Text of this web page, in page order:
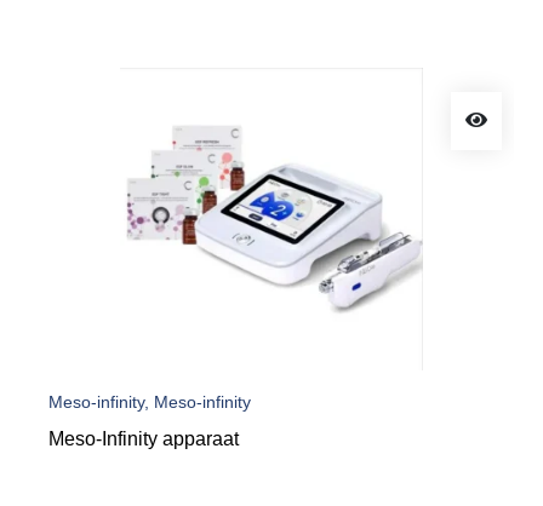
Meso-infinity, Meso-infinity
Meso-Infinity apparaat